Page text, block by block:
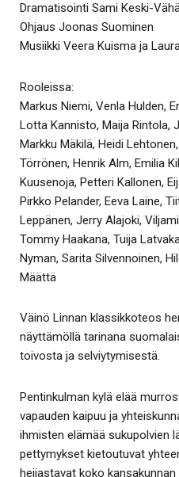
Dramatisointi Sami Keski-
Ohjaus Joonas Suominen
Musiikki Veera Kuisma ja
Rooleissa:
Markus Niemi, Venla Hulden,
Lotta Kannisto, Maija Rintola,
Markku Mäkilä, Heidi
Törrönen, Henrik Alm, Emilia
Kuusenoja, Petteri Kallonen,
Pirkko Pelander, Eeva Laine,
Leppänen, Jerry Alajoki,
Tommy Haakana, Tuija
Nyman, Sarita Silvennoinen,
Määttä
Väinö Linnan klassikkoteos
näyttämöllä tarinana
toivosta ja selviytymisestä.
Pentinkulman kylä elää
vapauden kaipuu ja
ihmisten elämää sukupolvien
pettymykset kietoutuvat
heijastavat koko kansakunnan